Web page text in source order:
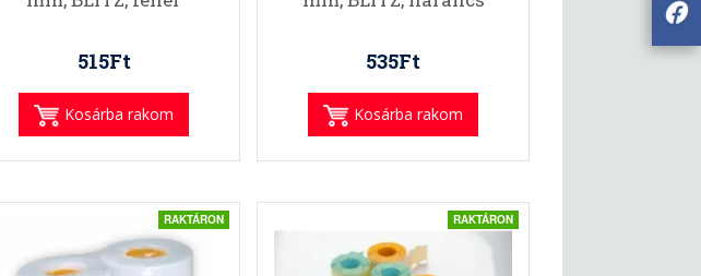
515Ft
Kosárba rakom
535Ft
Kosárba rakom
RAKTÁRON RAKTÁRON